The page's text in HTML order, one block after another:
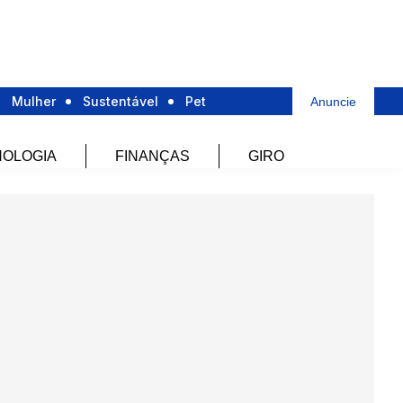
Mulher Sustentável Pet Anuncie
FINANÇAS GIRO